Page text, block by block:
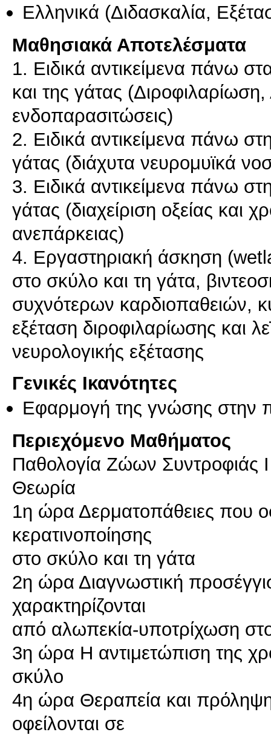
Ελληνικά (Διδασκαλία,
Μαθησιακά Αποτελέσματα
1. Ειδικά αντικείμενα πάνω
και της γάτας
ενδοπαρασιτώσεις)
2. Ειδικά αντικείμενα πάνω
γάτας (διάχυτα νευρομυϊκά
3. Ειδικά αντικείμενα πάνω
γάτας (διαχείριση οξείας και
ανεπάρκειας)
4. Εργαστηριακή άσκηση
στο σκύλο και τη γάτα,
συχνότερων καρδιοπαθειών,
εξέταση διροφιλαρίωσης και
νευρολογικής εξέτασης
Γενικές Ικανότητες
Εφαρμογή της γνώσης στην
Περιεχόμενο Μαθήματος
Παθολογία Ζώων Συντροφιάς
Θεωρία
1η ώρα Δερματοπάθειες που
κερατινοποίησης
στο σκύλο και τη γάτα
2η ώρα Διαγνωστική
χαρακτηρίζονται
από αλωπεκία-υποτρίχωση
3η ώρα Η αντιμετώπιση της
σκύλο
4η ώρα Θεραπεία και
οφείλονται σε